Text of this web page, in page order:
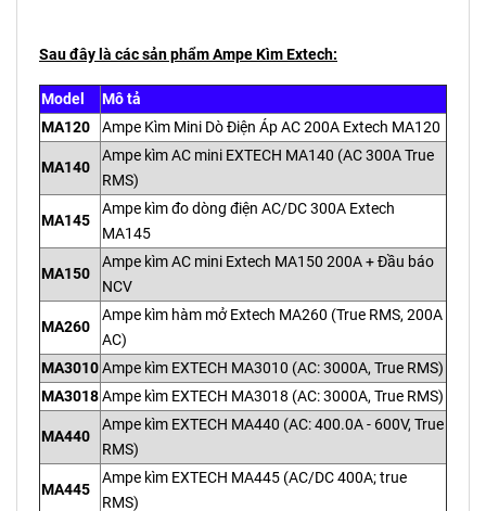
Sau đây là các sản phẩm Ampe Kìm Extech:
Model
Mô tả
MA120
Ampe Kìm Mini Dò Điện Áp AC 200A Extech MA120
MA140
Ampe kìm AC mini EXTECH MA140 (AC 300A True
RMS)
MA145
Ampe kìm đo dòng điện AC/DC 300A Extech
MA145
MA150
Ampe kìm AC mini Extech MA150 200A + Đầu báo
NCV
MA260
Ampe kìm hàm mở Extech MA260 (True RMS, 200A
AC)
MA3010Ampe kìm EXTECH MA3010 (AC: 3000A, True RMS)
MA3018Ampe kìm EXTECH MA3018 (AC: 3000A, True RMS)
MA440
Ampe kìm EXTECH MA440 (AC: 400.0A - 600V, True
RMS)
MA445
Ampe kìm EXTECH MA445 (AC/DC 400A; true
RMS)